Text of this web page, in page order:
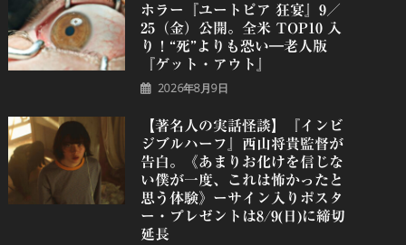
ホラー『ユートピア 狂宴』9／
25（金）公開。全米 TOP10 入
り！“死”よりも恐い―老人版
『ゲット・アウト』
2026年8月9日
【著名人の実話怪談】『インビ
ジブルハーフ』⻄⼭将貴監督が
告白。《あまりお化けを信じな
い僕が一度、これは怖かったと
思う体験》ーサイン入りポスタ
ー・プレゼントは8/9(日)に締切
延長